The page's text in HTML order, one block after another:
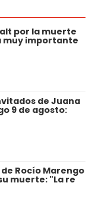
por la muerte
muy importante
de Juana
9 de agosto:
Rocío Marengo
muerte: "La re